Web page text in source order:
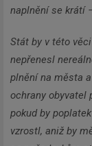
naplnění se krátí
Stát by v této
nepřenesl
plnění na města
ochrany obyvatel
pokud by
vzrostl, aniž by